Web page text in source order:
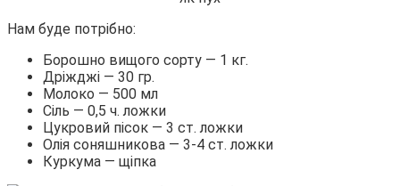
Нам буде потрібно:
Борошно вищого сорту — 1 кг.
Дріжджі — 30 гр.
Молоко — 500 мл
Сіль — 0,5 ч. ложки
Цукровий пісок — 3 ст. ложки
Олія соняшникова — 3-4 ст. ложки
Куркума — щіпка